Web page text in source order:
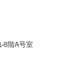
8階A号室